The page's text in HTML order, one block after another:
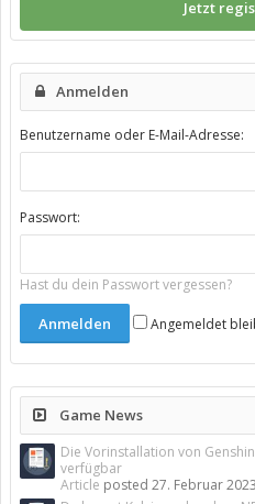
Jetzt
Anmelden
Benutzername oder E-Mail-Adresse:
Passwort:
Hast du dein Passwort vergessen?
Angemeldet
Game News
Die Vorinstallation von
verfügbar
Article posted 27. Februar 2023